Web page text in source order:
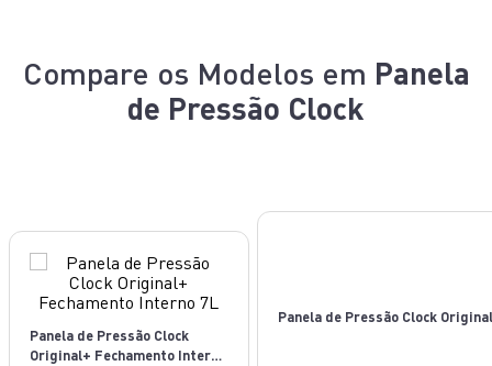
Compare os Modelos em Panela
de Pressão Clock
Panela de Pressão Clock
Original+ Fechamento Interno